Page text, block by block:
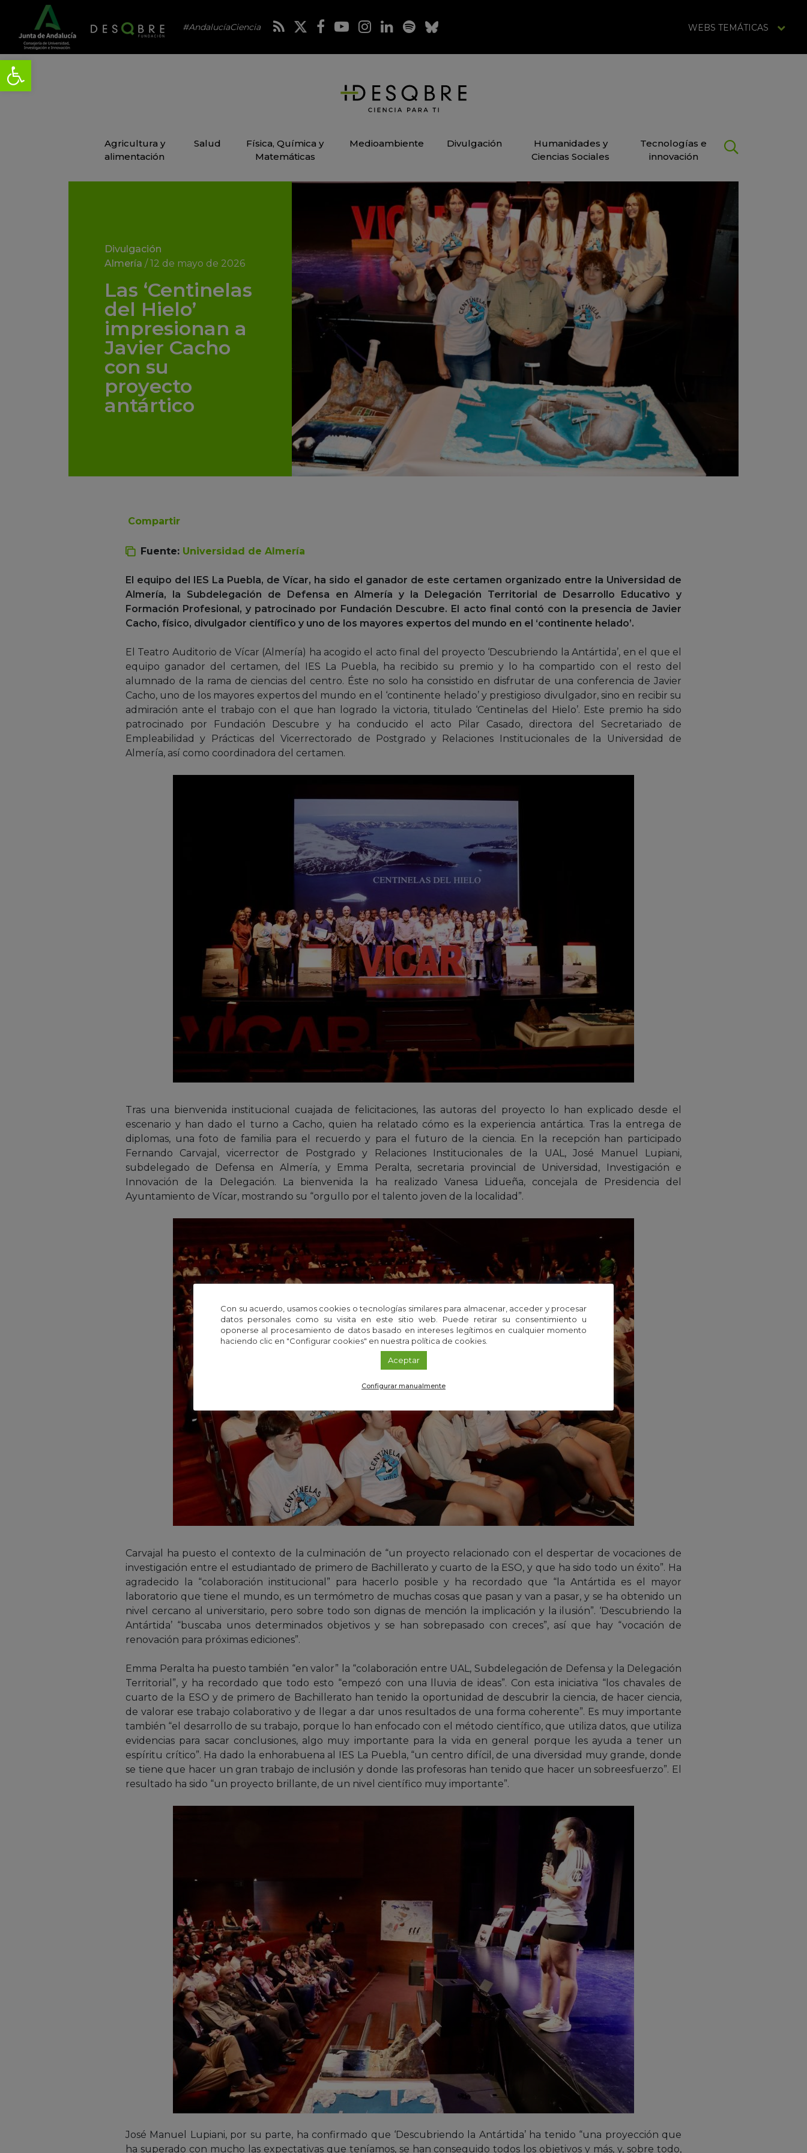
#AndalucíaCiencia WEBS TEMÁTICAS
Agricultura y
alimentación
Salud
Física, Química y
Matemáticas
Medioambiente Divulgación
Humanidades y
Ciencias Sociales
Tecnologías e
innovación
Divulgación
Almería / 12 de mayo de 2026
Las ‘Centinelas
del Hielo’
impresionan a
Javier Cacho
con su
proyecto
antártico
Compartir
Fuente: Universidad de Almería
El equipo del IES La Puebla, de Vícar, ha sido el ganador de este certamen organizado entre la Universidad de
Almería, la Subdelegación de Defensa en Almería y la Delegación Territorial de Desarrollo Educativo y
Formación Profesional, y patrocinado por Fundación Descubre. El acto final contó con la presencia de Javier
Cacho, físico, divulgador científico y uno de los mayores expertos del mundo en el ‘continente helado’.
El Teatro Auditorio de Vícar (Almería) ha acogido el acto final del proyecto ‘Descubriendo la Antártida’, en el que el
equipo ganador del certamen, del IES La Puebla, ha recibido su premio y lo ha compartido con el resto del
alumnado de la rama de ciencias del centro. Éste no solo ha consistido en disfrutar de una conferencia de Javier
Cacho, uno de los mayores expertos del mundo en el ‘continente helado’ y prestigioso divulgador, sino en recibir su
admiración ante el trabajo con el que han logrado la victoria, titulado ‘Centinelas del Hielo’. Este premio ha sido
patrocinado por Fundación Descubre y ha conducido el acto Pilar Casado, directora del Secretariado de
Empleabilidad y Prácticas del Vicerrectorado de Postgrado y Relaciones Institucionales de la Universidad de
Almería, así como coordinadora del certamen.
Tras una bienvenida institucional cuajada de felicitaciones, las autoras del proyecto lo han explicado desde el
escenario y han dado el turno a Cacho, quien ha relatado cómo es la experiencia antártica. Tras la entrega de
diplomas, una foto de familia para el recuerdo y para el futuro de la ciencia. En la recepción han participado
Fernando Carvajal, vicerrector de Postgrado y Relaciones Institucionales de la UAL, José Manuel Lupiani,
subdelegado de Defensa en Almería, y Emma Peralta, secretaria provincial de Universidad, Investigación e
Innovación de la Delegación. La bienvenida la ha realizado Vanesa Lidueña, concejala de Presidencia del
Ayuntamiento de Vícar, mostrando su “orgullo por el talento joven de la localidad”.
Carvajal ha puesto el contexto de la culminación de “un proyecto relacionado con el despertar de vocaciones de
investigación entre el estudiantado de primero de Bachillerato y cuarto de la ESO, y que ha sido todo un éxito”. Ha
agradecido la “colaboración institucional” para hacerlo posible y ha recordado que “la Antártida es el mayor
laboratorio que tiene el mundo, es un termómetro de muchas cosas que pasan y van a pasar, y se ha obtenido un
nivel cercano al universitario, pero sobre todo son dignas de mención la implicación y la ilusión”. ‘Descubriendo la
Antártida’ “buscaba unos determinados objetivos y se han sobrepasado con creces”, así que hay “vocación de
renovación para próximas ediciones”.
Emma Peralta ha puesto también “en valor” la “colaboración entre UAL, Subdelegación de Defensa y la Delegación
Territorial”, y ha recordado que todo esto “empezó con una lluvia de ideas”. Con esta iniciativa “los chavales de
cuarto de la ESO y de primero de Bachillerato han tenido la oportunidad de descubrir la ciencia, de hacer ciencia,
de valorar ese trabajo colaborativo y de llegar a dar unos resultados de una forma coherente”. Es muy importante
también “el desarrollo de su trabajo, porque lo han enfocado con el método científico, que utiliza datos, que utiliza
evidencias para sacar conclusiones, algo muy importante para la vida en general porque les ayuda a tener un
espíritu crítico”. Ha dado la enhorabuena al IES La Puebla, “un centro difícil, de una diversidad muy grande, donde
se tiene que hacer un gran trabajo de inclusión y donde las profesoras han tenido que hacer un sobreesfuerzo”. El
resultado ha sido “un proyecto brillante, de un nivel científico muy importante”.
José Manuel Lupiani, por su parte, ha confirmado que ‘Descubriendo la Antártida’ ha tenido “una proyección que
ha superado con mucho las expectativas que teníamos, se han conseguido todos los objetivos y más, y, sobre todo,
Con su acuerdo, usamos cookies o tecnologías similares para almacenar, acceder y procesar
datos personales como su visita en este sitio web. Puede retirar su consentimiento u
oponerse al procesamiento de datos basado en intereses legítimos en cualquier momento
haciendo clic en "Configurar cookies" en nuestra política de cookies.
Aceptar
Configurar manualmente